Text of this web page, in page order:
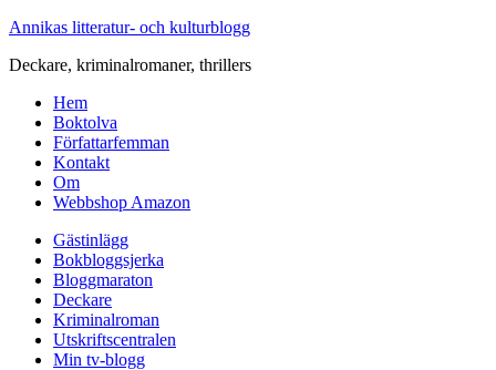
Annikas litteratur- och kulturblogg
Deckare, kriminalromaner, thrillers
Hem
Boktolva
Författarfemman
Kontakt
Om
Webbshop Amazon
Gästinlägg
Bokbloggsjerka
Bloggmaraton
Deckare
Kriminalroman
Utskriftscentralen
Min tv-blogg